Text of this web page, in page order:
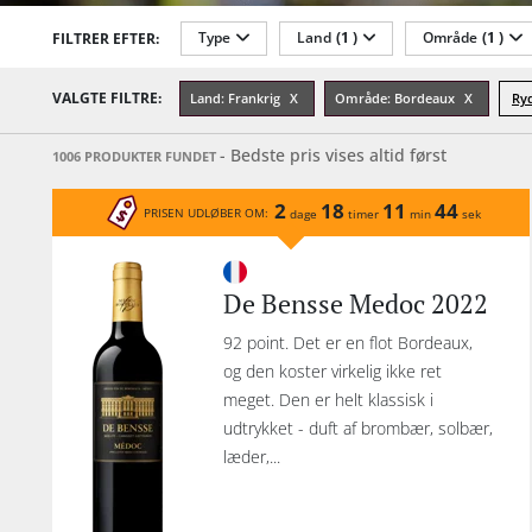
vi
FILTRER EFTER: Type Land (1 ) Område (1 )
Restflasker Alkohol-% Årgang
Emballage Indhold
VALGTE FILTRE: Land: Frankrig Område: Bordeaux
1006 PRODUKTER FUNDET - Bedste pris vises altid først
PRISEN UDLØBER OM: 2 dage 18 timer 11 min 44 sek
De Bensse Medoc 2022
92 point. Det er en flot Bordeaux,
og den koster virkelig ikke ret
meget. Den er helt klassisk i
udtrykket - duft af brombær, solbær,
læder,...